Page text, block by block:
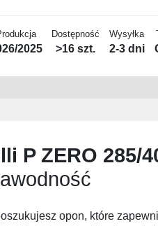
2025
Dostępność
>16 szt.
Wysyłka
2-3 dni
P ZERO 285/
opon, które